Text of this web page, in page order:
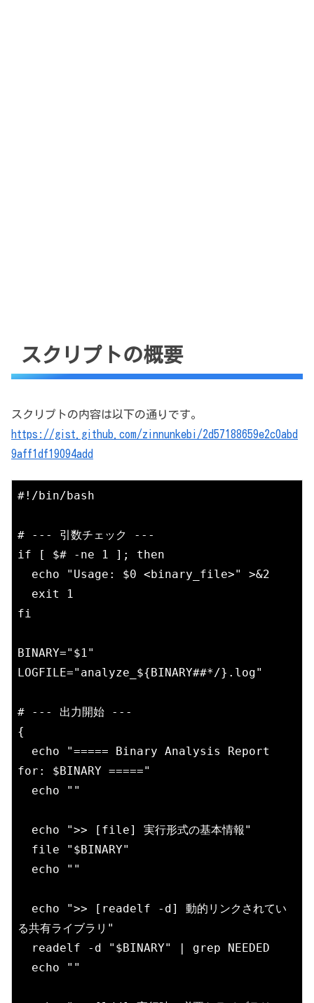
スクリプトの概要
スクリプトの内容は以下の通りです。
https://gist.github.com/zinnunkebi/2d57188659e2c0abd
9aff1df19094add
#!/bin/bash
# --- 引数チェック ---
if [ $# -ne 1 ]; then
fi
BINARY="$1"
LOGFILE="analyze_${BINARY##*/}.log"
# --- 出力開始 ---
{
for: $BINARY ====="
る共有ライブラリ"